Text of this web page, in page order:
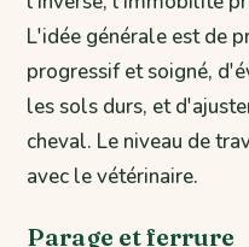
L'idée générale est de
progressif et soigné,
les sols durs, et
cheval. Le niveau de
avec le vétérinaire.
Parage et ferrure